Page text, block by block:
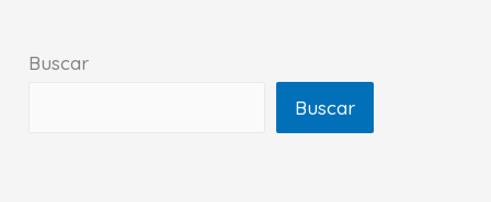
Buscar
Buscar